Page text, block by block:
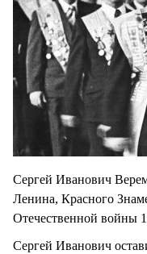
Сергей Иванович
Ленина, Красного
Отечественной войны
Сергей Иванович